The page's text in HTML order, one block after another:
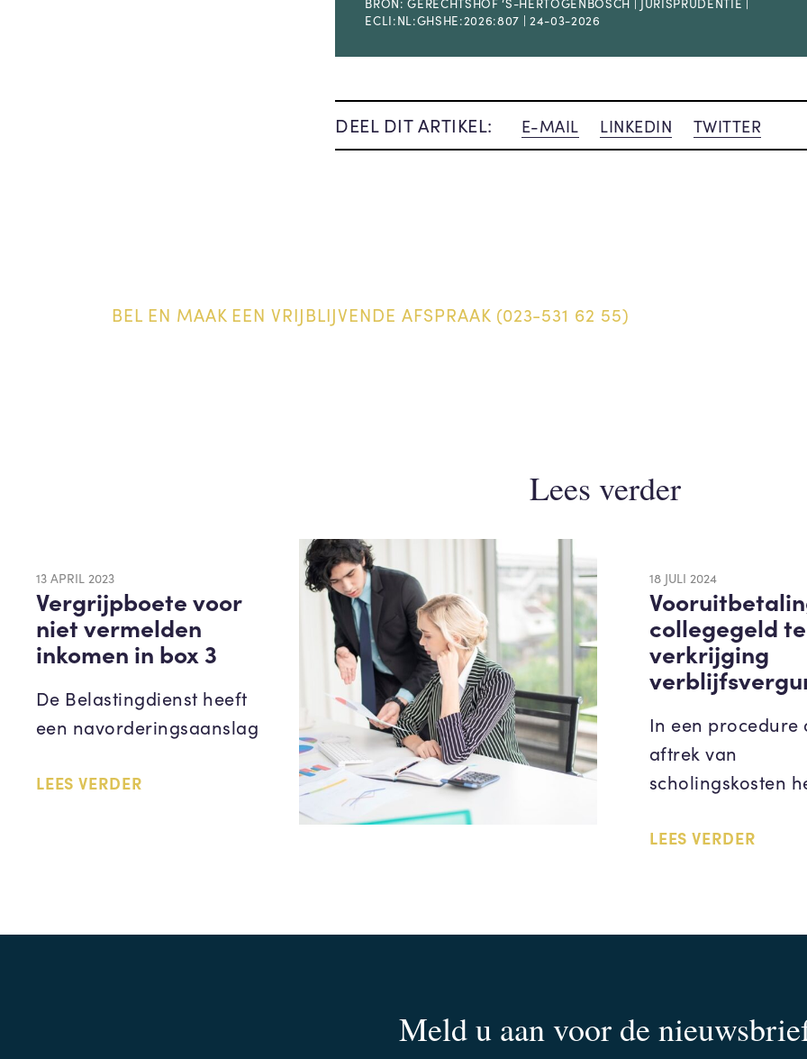
BRON: GERECHTSHOF ‘S-HERTOGENBOSCH | JURISPRUDENTIE |
ECLI:NL:GHSHE:2026:807 | 24-03-2026
DEEL DIT ARTIKEL: E-MAIL LINKEDIN TWITTER
BEL EN MAAK EEN VRIJBLIJVENDE AFSPRAAK (023-531 62 55)
Lees verder
13 APRIL 2023
Vergrijpboete voor
niet vermelden
inkomen in box 3
De Belastingdienst heeft
een navorderingsaanslag
LEES VERDER
18 JULI 2024
collegegeld
verkrijging
In een procedure
aftrek van
scholingskosten
LEES VERDER
Meld u aan voor de